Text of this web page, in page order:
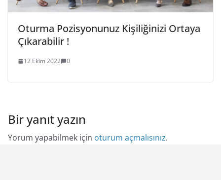
Oturma Pozisyonunuz Kişiliğinizi Ortaya
Çıkarabilir !
12 Ekim 2022 0
Bir yanıt yazın
Yorum yapabilmek için oturum açmalısınız.